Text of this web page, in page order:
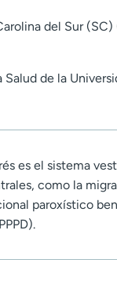
del Sur
de la
es el sistema
como la
paroxístico